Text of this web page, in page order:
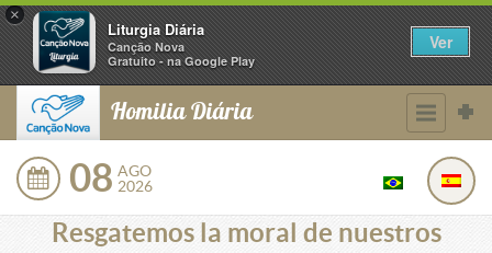
×
Liturgia Diária
Canção Nova
Gratuito - na Google Play
Ver
Homilia Diária
08 AGO
2026
Resgatemos la moral de nuestros